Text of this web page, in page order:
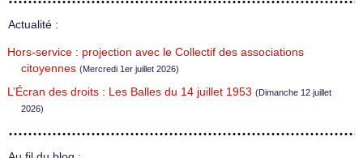
Actualité :
Hors-service : projection avec le Collectif des associations
citoyennes (Mercredi 1er juillet 2026)
L’Écran des droits : Les Balles du 14 juillet 1953 (Dimanche 12 juillet
2026)